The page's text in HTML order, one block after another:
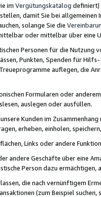
im Vergütungskatalog definiert)
damit Sie bei
solange Sie die
oder mittelbar über eine
Personen für die Nutzung
Punkten, Spenden für
auflegen, die
Formularen oder
auslegen oder ausfüllen.
Kunden im
erheben, einholen,
Links oder andere
andere Geschäfte über eine
Person dazu
die nach vernünftigem
(zum Beispiel